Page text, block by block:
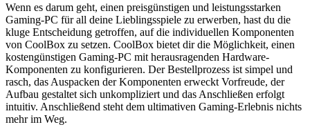
Wenn es darum geht, einen preisgünstigen und leistungsstarken
Gaming-PC für all deine Lieblingsspiele zu erwerben, hast du die
kluge Entscheidung getroffen, auf die individuellen Komponenten
von CoolBox zu setzen. CoolBox bietet dir die Möglichkeit, einen
kostengünstigen Gaming-PC mit herausragenden Hardware-
Komponenten zu konfigurieren. Der Bestellprozess ist simpel und
rasch, das Auspacken der Komponenten erweckt Vorfreude, der
Aufbau gestaltet sich unkompliziert und das Anschließen erfolgt
intuitiv. Anschließend steht dem ultimativen Gaming-Erlebnis nichts
mehr im Weg.